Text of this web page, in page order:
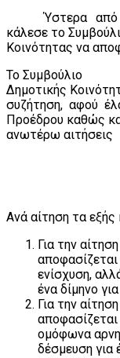
Ύστερα
κάλεσε το
Κοινότητας να
Το Συμβούλιο
Δημοτικής
συζήτηση, αφού
Προέδρου καθώς
ανωτέρω αιτήσεις
Ανά αίτηση τα εξής
Για την
ενίσχυση,
ένα δίμηνο
Για την
αποφασίζεται
ομόφωνα
δέσμευση για